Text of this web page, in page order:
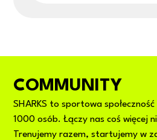
COMMUNITY
SHARKS to sportowa
1000 osób. Łączy nas coś więcej
Trenujemy razem, startujemy w